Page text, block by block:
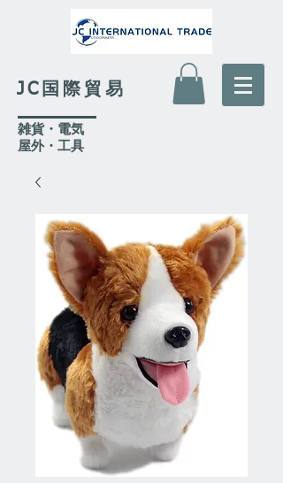
JC国際貿易
​雑貨・電気
​屋外・工具